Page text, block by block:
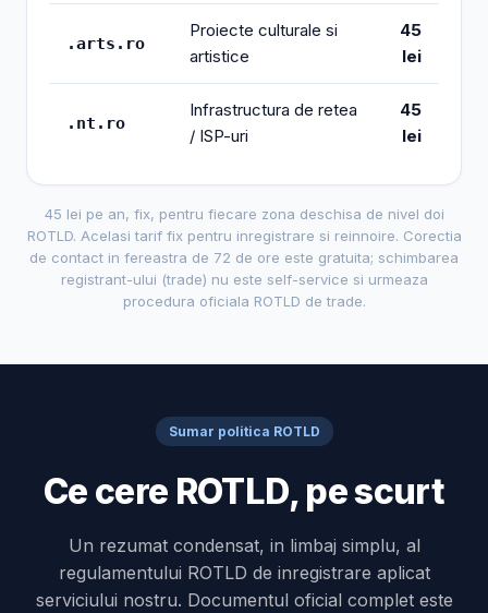
.arts.ro
Proiecte culturale si
artistice
45
lei
.nt.ro
Infrastructura de retea
/ ISP-uri
45
lei
45 lei pe an, fix, pentru fiecare zona deschisa de nivel doi
ROTLD. Acelasi tarif fix pentru inregistrare si reinnoire. Corectia
de contact in fereastra de 72 de ore este gratuita; schimbarea
registrant-ului (trade) nu este self-service si urmeaza
procedura oficiala ROTLD de trade.
Sumar politica ROTLD
Ce cere ROTLD, pe scurt
Un rezumat condensat, in limbaj simplu, al
regulamentului ROTLD de inregistrare aplicat
serviciului nostru. Documentul oficial complet este